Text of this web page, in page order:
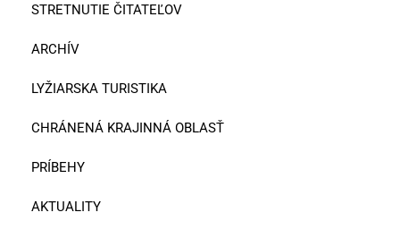
STRETNUTIE ČITATEĽOV
ARCHÍV
LYŽIARSKA TURISTIKA
CHRÁNENÁ KRAJINNÁ OBLASŤ
PRÍBEHY
AKTUALITY